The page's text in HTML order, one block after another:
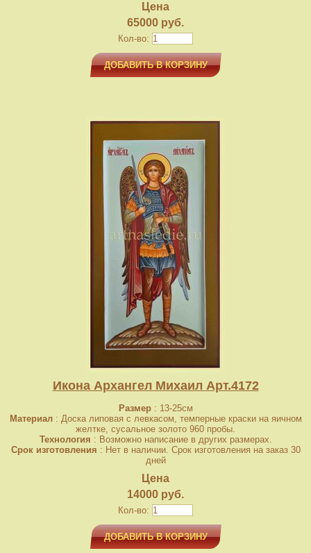
Цена
65000 руб.
Кол-во:
ДОБАВИТЬ В КОРЗИНУ
Икона Архангел Михаил Арт.4172
Размер: 13-25см
Материал: Доска липовая с левкасом, темперные краски на яичном
желтке, сусальное золото 960 пробы.
Технология : Возможно написание в других размерах.
Срок изготовления : Нет в наличии. Срок изготовления на заказ 30
дней
Цена
14000 руб.
Кол-во:
ДОБАВИТЬ В КОРЗИНУ